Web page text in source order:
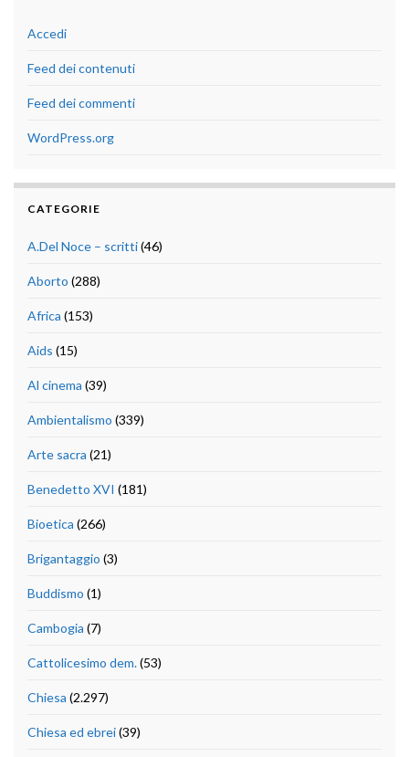
Accedi
Feed dei contenuti
Feed dei commenti
WordPress.org
CATEGORIE
A.Del Noce – scritti(46)
Aborto (288)
Africa (153)
Aids (15)
Al cinema (39)
Ambientalismo (339)
Arte sacra (21)
Benedetto XVI (181)
Bioetica (266)
Brigantaggio (3)
Buddismo (1)
Cambogia (7)
Cattolicesimo dem.(53)
Chiesa (2.297)
Chiesa ed ebrei(39)